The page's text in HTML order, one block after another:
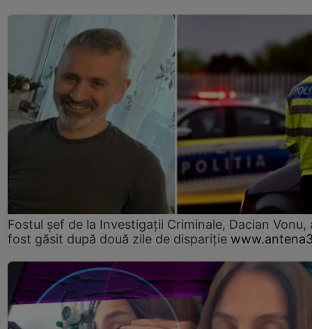
Fostul șef de la Investigații Criminale, Dacian Vonu,
fost găsit după două zile de dispariţie